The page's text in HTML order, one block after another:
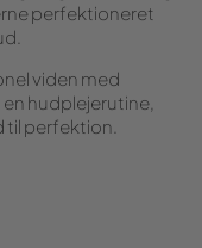
perfektioneret
viden med
hudplejerutine,
til perfektion.